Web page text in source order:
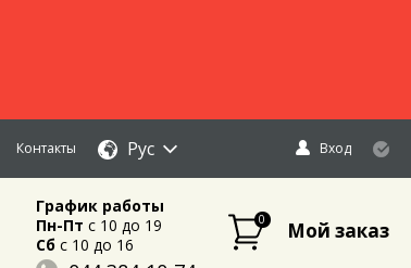
Контакты Рус Вход
График работы
Пн-Пт c 10 до 19
Сбc 10 до 16
0 Мой заказ